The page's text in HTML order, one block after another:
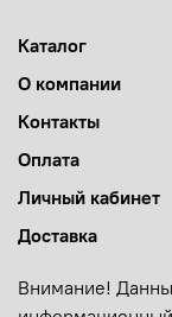
Каталог
О компании
Контакты
Оплата
Личный кабинет
Доставка
Внимание!